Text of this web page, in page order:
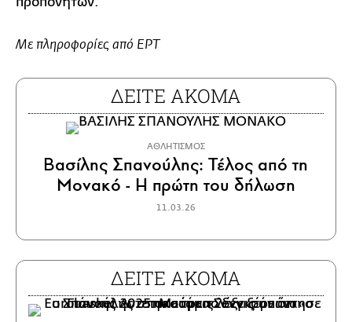
Με πληροφορίες από ΕΡΤ
ΔΕΙΤΕ ΑΚΟΜΑ
ΑΘΛΗΤΙΣΜΟΣ
Βασίλης Σπανούλης: Τέλος από τη
Μονακό - Η πρώτη του δήλωση
11.03.26
ΔΕΙΤΕ ΑΚΟΜΑ